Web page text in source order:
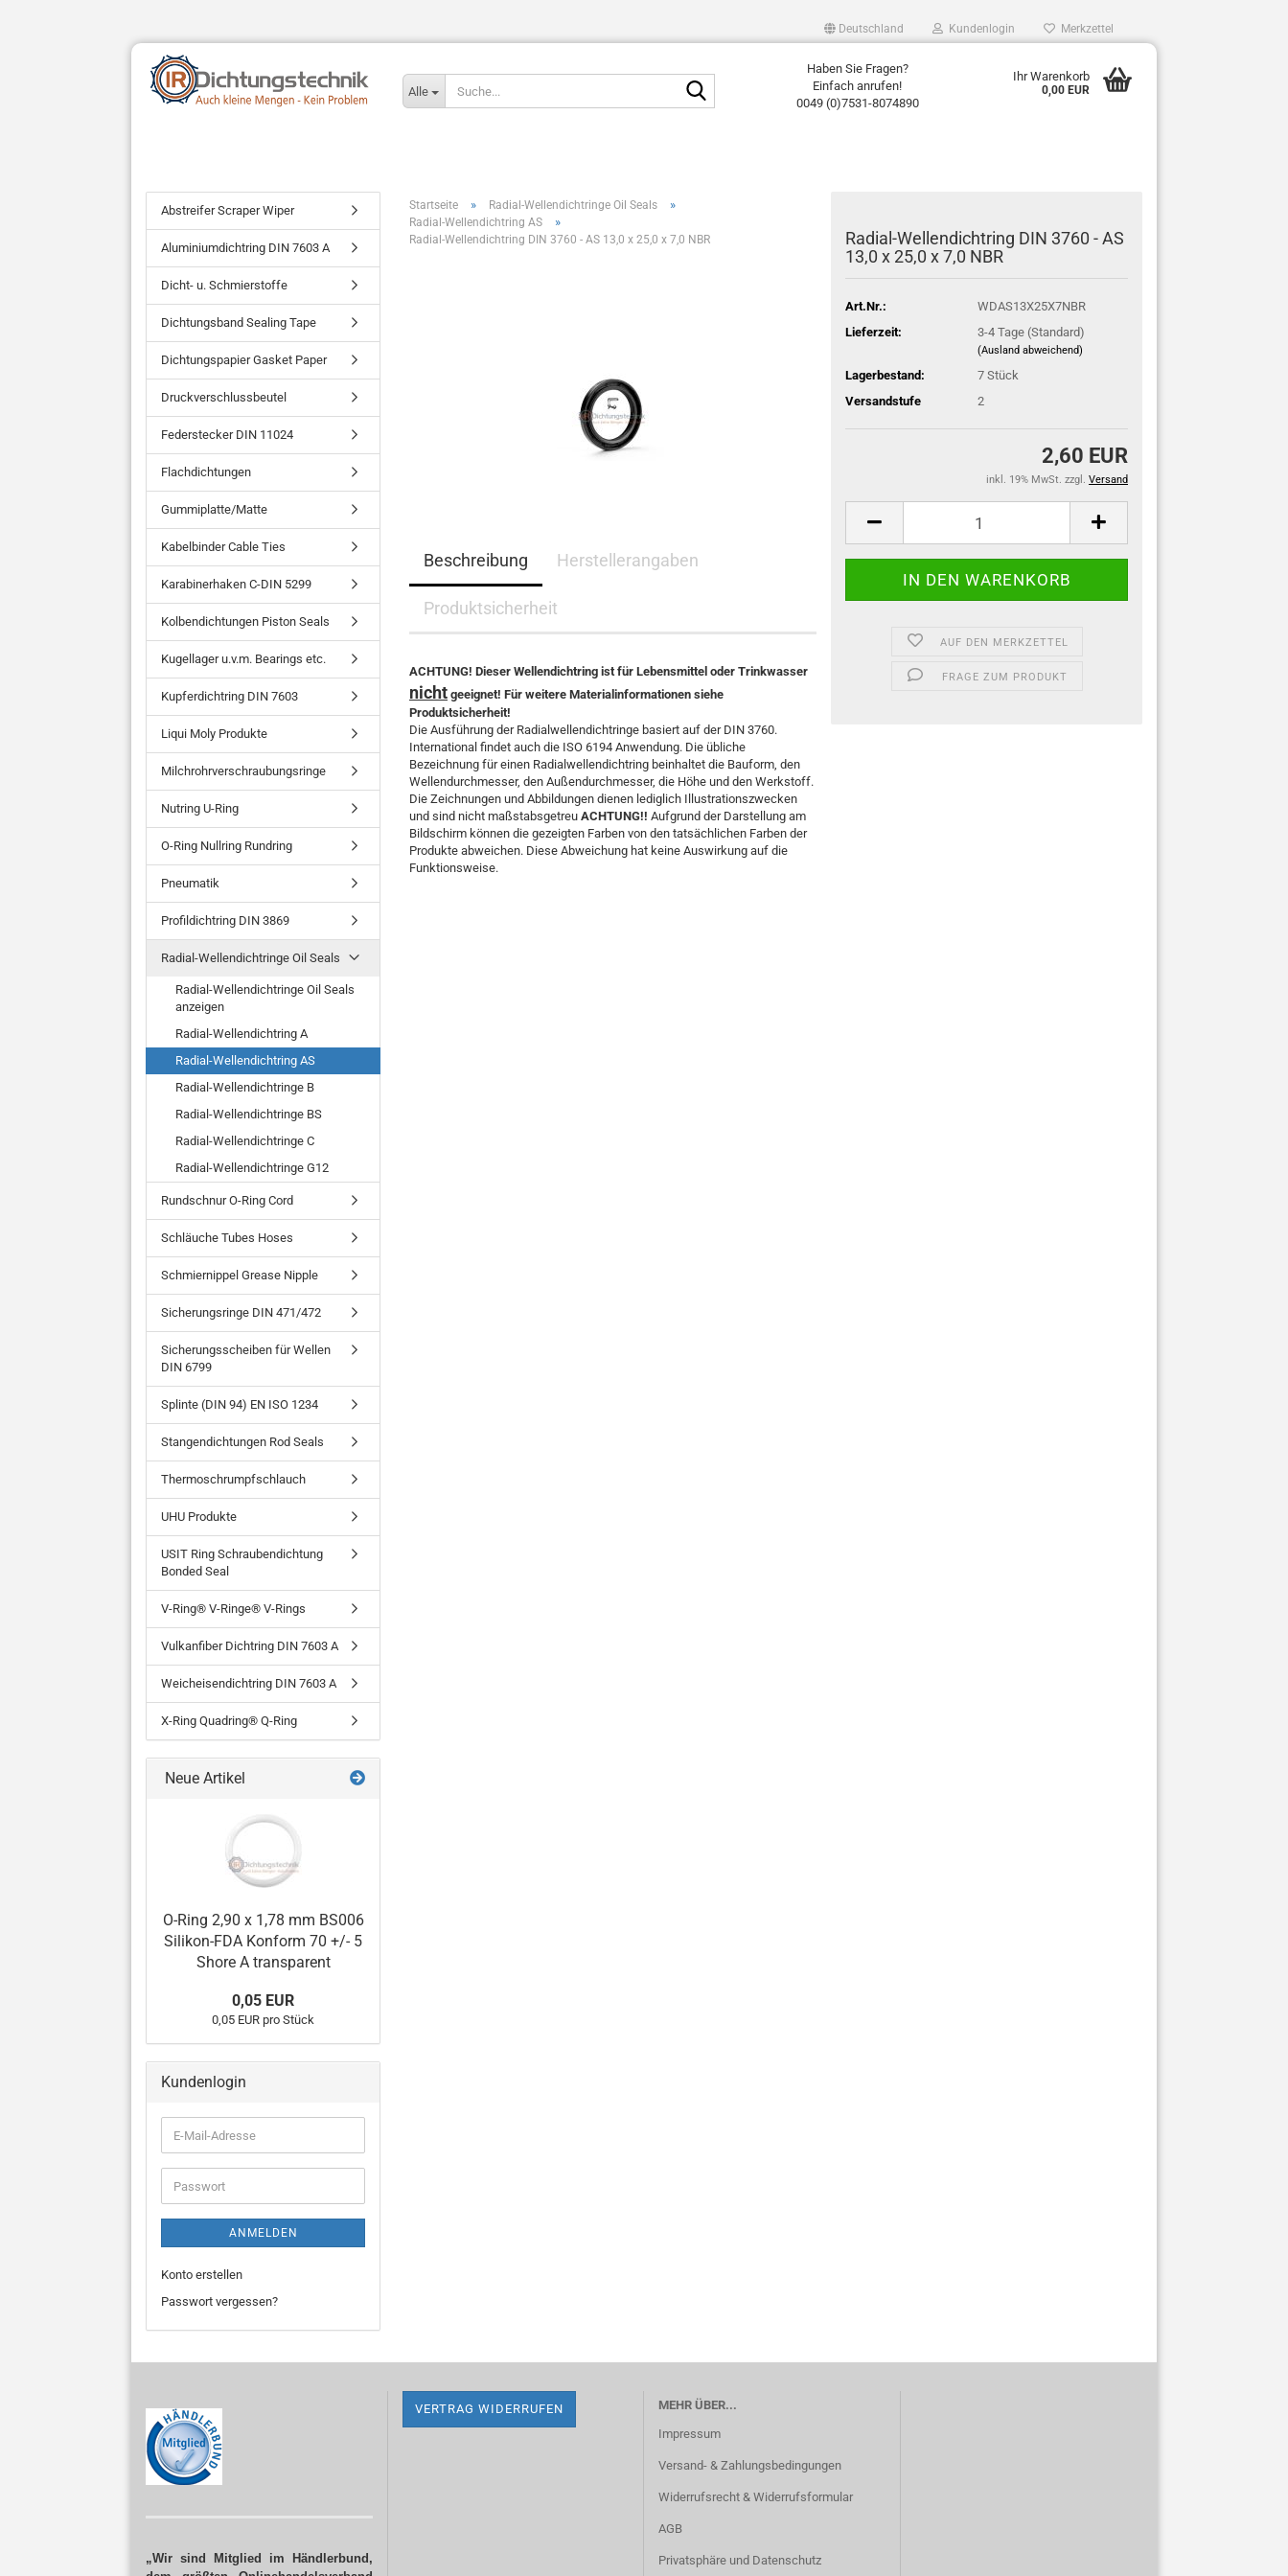
Deutschland Kundenlogin Merkzettel
Alle
Haben Sie Fragen?
Einfach anrufen!
0049 (0)7531-8074890
Ihr Warenkorb
0,00 EUR
Startseite » Radial-Wellendichtringe Oil Seals »
Radial-Wellendichtring AS »
Radial-Wellendichtring DIN 3760 - AS 13,0 x 25,0 x 7,0 NBR
Radial-Wellendichtring DIN 3760 - AS
13,0 x 25,0 x 7,0 NBR
Art.Nr.:
WDAS13X25X7NBR
Lieferzeit:
3-4 Tage (Standard)
(Ausland abweichend)
Lagerbestand: 7 Stück
Versandstufe
2
2,60 EUR
inkl. 19% MwSt. zzgl. Versand
AUF DEN MERKZETTEL
FRAGE ZUM PRODUKT
Beschreibung Herstellerangaben
Produktsicherheit
ACHTUNG! Dieser Wellendichtring ist für Lebensmittel oder Trinkwasser
nicht geeignet! Für weitere Materialinformationen siehe
Produktsicherheit!
Die Ausführung der Radialwellendichtringe basiert auf der DIN 3760.
International findet auch die ISO 6194 Anwendung. Die übliche
Bezeichnung für einen Radialwellendichtring beinhaltet die Bauform, den
Wellendurchmesser, den Außendurchmesser, die Höhe und den Werkstoff.
Die Zeichnungen und Abbildungen dienen lediglich Illustrationszwecken
und sind nicht maßstabsgetreu ACHTUNG!! Aufgrund der Darstellung am
Bildschirm können die gezeigten Farben von den tatsächlichen Farben der
Produkte abweichen. Diese Abweichung hat keine Auswirkung auf die
Funktionsweise.
Abstreifer Scraper Wiper
Aluminiumdichtring DIN 7603 A
Dicht- u. Schmierstoffe
Dichtungsband Sealing Tape
Dichtungspapier Gasket Paper
Druckverschlussbeutel
Federstecker DIN 11024
Flachdichtungen
Gummiplatte/Matte
Kabelbinder Cable Ties
Karabinerhaken C-DIN 5299
Kolbendichtungen Piston Seals
Kugellager u.v.m. Bearings etc.
Kupferdichtring DIN 7603
Liqui Moly Produkte
Milchrohrverschraubungsringe
Nutring U-Ring
O-Ring Nullring Rundring
Pneumatik
Profildichtring DIN 3869
Radial-Wellendichtringe Oil Seals
Radial-Wellendichtringe Oil Seals
anzeigen
Radial-Wellendichtring A
Radial-Wellendichtring AS
Radial-Wellendichtringe B
Radial-Wellendichtringe BS
Radial-Wellendichtringe C
Radial-Wellendichtringe G12
Rundschnur O-Ring Cord
Schläuche Tubes Hoses
Schmiernippel Grease Nipple
Sicherungsringe DIN 471/472
Sicherungsscheiben für Wellen
DIN 6799
Splinte (DIN 94) EN ISO 1234
Stangendichtungen Rod Seals
Thermoschrumpfschlauch
UHU Produkte
USIT Ring Schraubendichtung
Bonded Seal
V-Ring® V-Ringe® V-Rings
Vulkanfiber Dichtring DIN 7603 A
Weicheisendichtring DIN 7603 A
X-Ring Quadring® Q-Ring
Neue Artikel
O-Ring 2,90 x 1,78 mm BS006
Silikon-FDA Konform 70 +/- 5
Shore A transparent
0,05 EUR
0,05 EUR pro Stück
Kundenlogin
E-
Mail-
Adresse
Passwort
ANMELDEN
Konto erstellen
Passwort vergessen?
„Wir sind Mitglied im Händlerbund,
VERTRAG WIDERRUFEN
MEHR ÜBER...
Impressum
Versand- & Zahlungsbedingungen
Widerrufsrecht & Widerrufsformular
AGB
Privatsphäre und Datenschutz